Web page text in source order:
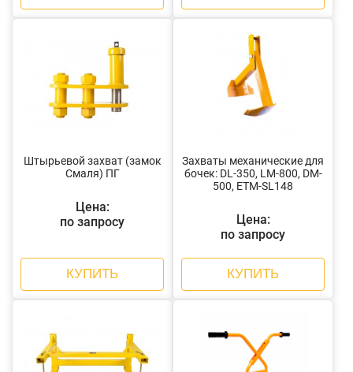
Штырьевой захват (замок
Смаля) ПГ
Цена:
по запросу
КУПИТЬ
Захваты механические для
бочек: DL-350, LM-800, DM-
500, ETM-SL148
Цена:
по запросу
КУПИТЬ